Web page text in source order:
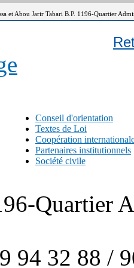
et Abou Jarir Tabari B.P. 1196-Quartier
Conseil d'orientation
Textes de Loi
Coopération
Partenaires institutionnels
Société civile
Quartier
94 32 88 /